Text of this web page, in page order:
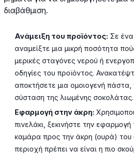
διαβάθμιση.
Ανάμειξη του προϊόντος: Σε
αναμείξτε μια μικρή ποσότητα
μερικές σταγόνες νερού ή
οδηγίες του προϊόντος.
αποκτήσετε μια ομοιογενή
σύσταση της λιωμένης σοκολάτας.
Εφαρμογή στην άκρη:
πινελάκι, ξεκινήστε την
καμάρα προς την άκρη (ουρά) του
περιοχή πρέπει να είναι η πιο